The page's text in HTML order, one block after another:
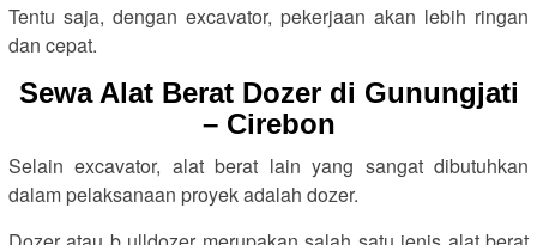
Tentu saja, dengan excavator, pekerjaan akan lebih ringan
dan cepat.
Sewa Alat Berat Dozer di Gunungjati
– Cirebon
Selain excavator, alat berat lain yang sangat dibutuhkan
dalam pelaksanaan proyek adalah dozer.